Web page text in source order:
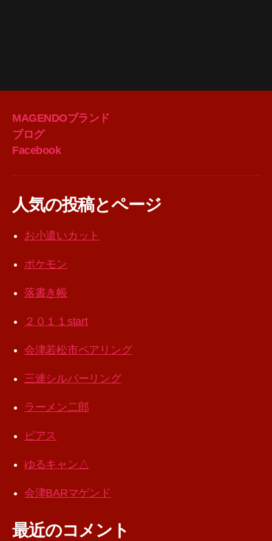
MAGENDOブランド
ブログ
Facebook
人気の投稿とページ
お小遣いカット
ポケモン
落書き帳
２０１１start
会津若松市ペアリング
三連シルバーリング
ラーメン二郎
ピアス
ゆるキャン△
会津BARマゲンド
最近のコメント